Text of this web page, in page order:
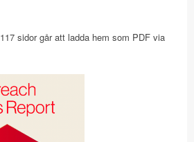
sidor går att ladda hem som PDF via